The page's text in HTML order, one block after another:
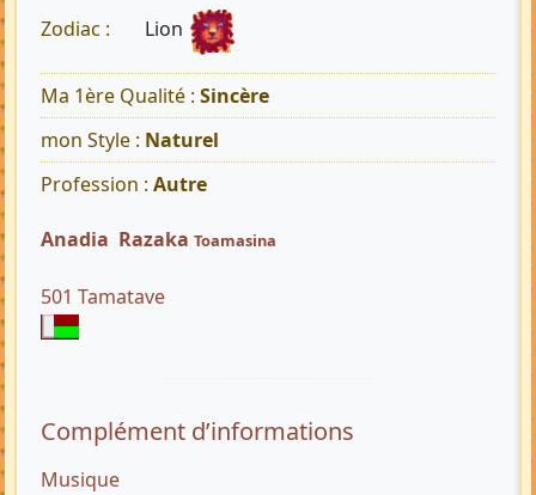
Zodiac : Lion
Ma 1ère Qualité : Sincère
mon Style : Naturel
Profession : Autre
Anadia Razaka Toamasina
501 Tamatave
Complément d’informations
Musique